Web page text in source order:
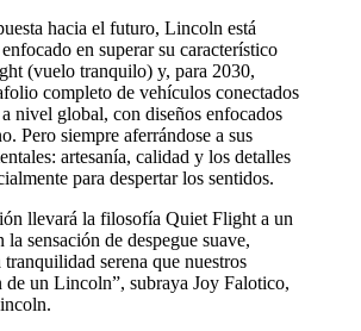
hacia el futuro, Lincoln está
en superar su característico
(vuelo tranquilo) y, para 2030,
completo de vehículos conectados
nivel global, con diseños enfocados
Pero siempre aferrándose a sus
artesanía, calidad y los detalles
para despertar los sentidos.
llevará la filosofía Quiet Flight a un
sensación de despegue suave,
serena que nuestros
de un Lincoln”, subraya Joy Falotico,